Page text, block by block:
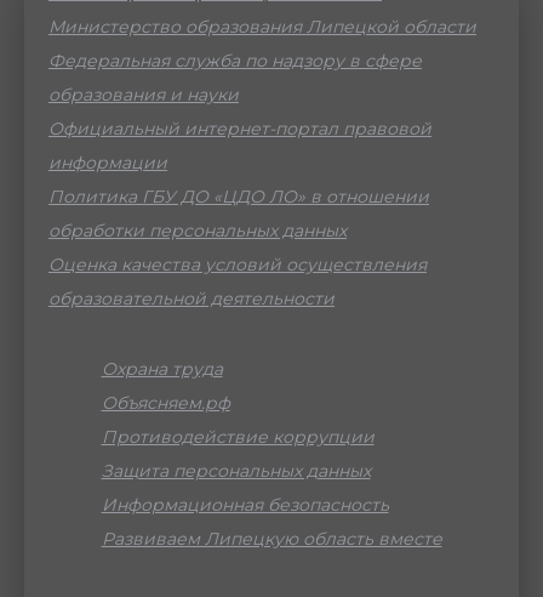
Министерство образования Липецкой области
Федеральная служба по надзору в сфере
образования и науки
Официальный интернет-портал правовой
информации
Политика ГБУ ДО «ЦДО ЛО» в отношении
обработки персональных данных
Оценка качества условий осуществления
образовательной деятельности
Охрана труда
Объясняем.рф
Противодействие коррупции
Защита персональных данных
Информационная безопасность
Развиваем Липецкую область вместе